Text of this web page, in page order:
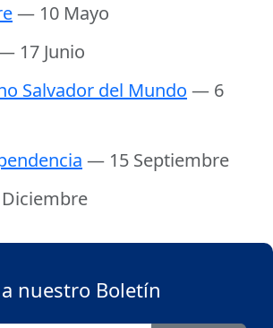
— 10 Mayo
17 Junio
Salvador del Mundo — 6
— 15 Septiembre
nuestro Boletín